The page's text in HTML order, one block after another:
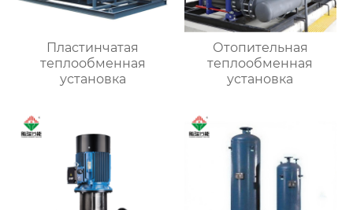
Пластинчатая
теплообменная
установка
Отопительная
теплообменная
установка